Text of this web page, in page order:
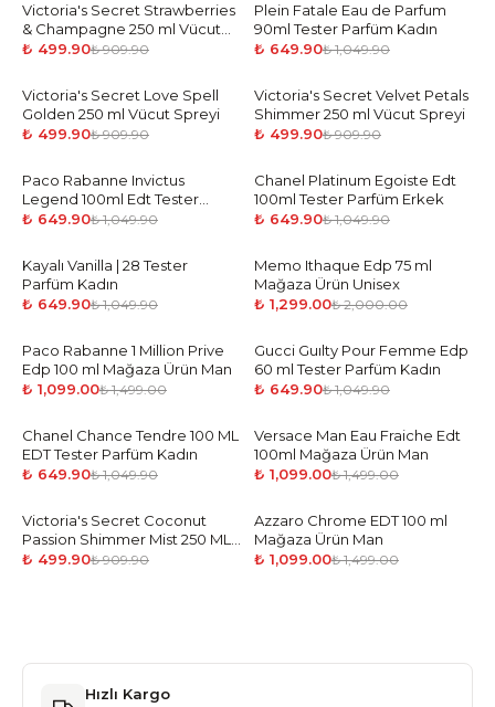
-45%
Victoria's Secret Strawberries
& Champagne 250 ml Vücut
Spreyi
₺ 499.90₺ 909.90
-38%
Plein Fatale Eau de Parfum
90ml Tester Parfüm Kadın
₺ 649.90₺ 1,049.90
-45%
Victoria's Secret Love Spell
Golden 250 ml Vücut Spreyi
₺ 499.90₺ 909.90
-45%
Victoria's Secret Velvet Petals
Shimmer 250 ml Vücut Spreyi
₺ 499.90₺ 909.90
-38 %
Paco Rabanne Invictus
Legend 100ml Edt Tester
Parfüm Erkek
₺ 649.90₺ 1,049.90
-38%
Chanel Platinum Egoiste Edt
100ml Tester Parfüm Erkek
₺ 649.90₺ 1,049.90
-38 %
Kayalı Vanilla | 28 Tester
Parfüm Kadın
₺ 649.90₺ 1,049.90
-35%
Memo Ithaque Edp 75 ml
Mağaza Ürün Unisex
₺ 1,299.00₺ 2,000.00
-27 %
Paco Rabanne 1 Million Prive
Edp 100 ml Mağaza Ürün Man
₺ 1,099.00₺ 1,499.00
-38 %
Gucci Guılty Pour Femme Edp
60 ml Tester Parfüm Kadın
₺ 649.90₺ 1,049.90
-38%
Chanel Chance Tendre 100 ML
EDT Tester Parfüm Kadın
₺ 649.90₺ 1,049.90
-27%
Versace Man Eau Fraiche Edt
100ml Mağaza Ürün Man
₺ 1,099.00₺ 1,499.00
-45%
Victoria's Secret Coconut
Passion Shimmer Mist 250 ML
Vücut Spreyi
₺ 499.90₺ 909.90
-27%
Azzaro Chrome EDT 100 ml
Mağaza Ürün Man
₺ 1,099.00₺ 1,499.00
Hızlı Kargo